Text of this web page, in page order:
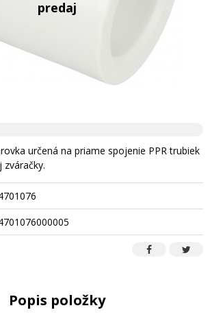
určená na priame spojenie PPR trubiek
Popis položky